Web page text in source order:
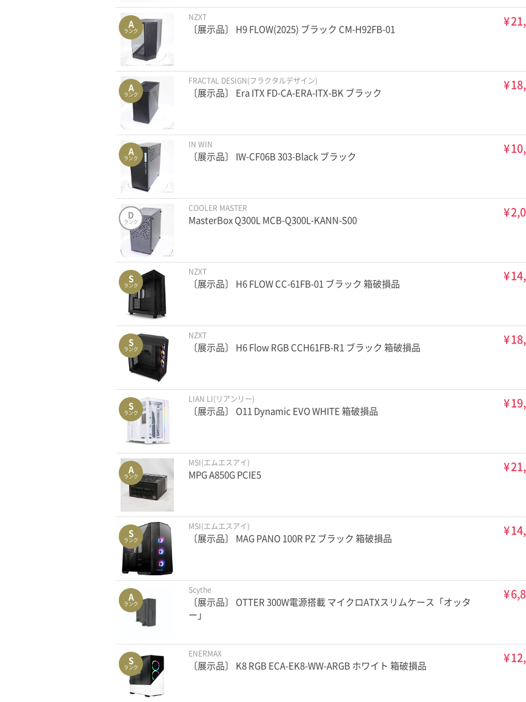
A
ランク
NZXT
〔展示品〕 H9 FLOW(2025) ブラック CM-H92FB-01 ¥
A
ランク
FRACTAL DESIGN(フラクタルデザイン)
〔展示品〕 Era ITX FD-CA-ERA-ITX-BK ブラック ¥
A
ランク
IN WIN
〔展示品〕 IW-CF06B 303-Black ブラック ¥
D
ランク
COOLER MASTER
MasterBox Q300L MCB-Q300L-KANN-S00 ¥
S
ランク
NZXT
〔展示品〕 H6 FLOW CC-61FB-01 ブラック 箱破損品 ¥
S
ランク
NZXT
〔展示品〕 H6 Flow RGB CCH61FB-R1 ブラック 箱破損品 ¥
S
ランク
LIAN LI(リアンリー)
〔展示品〕 O11 Dynamic EVO WHITE 箱破損品 ¥
A
ランク
MSI(エムエスアイ)
MPG A850G PCIE5 ¥
S
ランク
MSI(エムエスアイ)
〔展示品〕 MAG PANO 100R PZ ブラック 箱破損品 ¥
A
ランク
Scythe
〔展示品〕 OTTER 300W電源搭載 マイクロATXスリムケース「オッタ
ー」
¥
S
ランク
ENERMAX
〔展示品〕 K8 RGB ECA-EK8-WW-ARGB ホワイト 箱破損品 ¥